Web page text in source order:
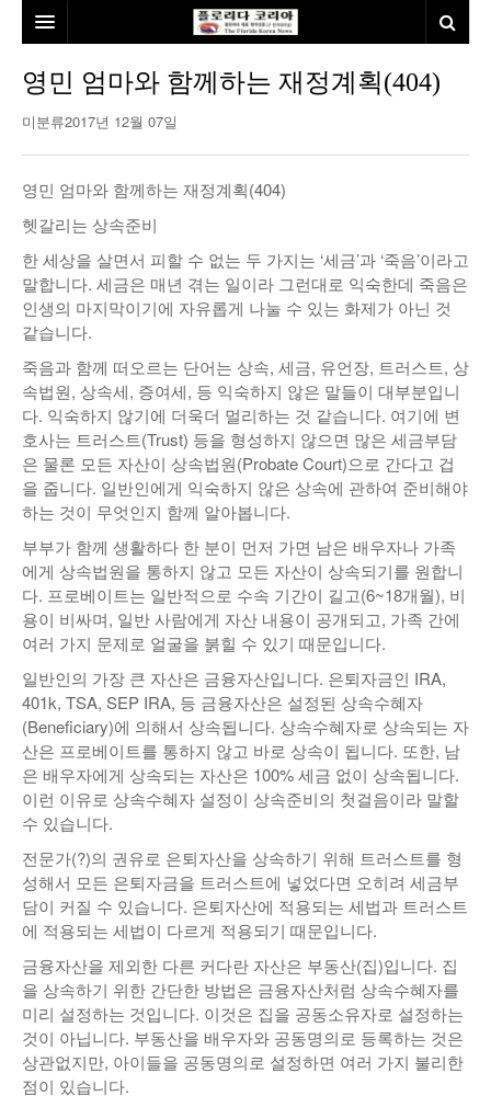
뉴스
동포
칼럼
김명열칼럼
이명덕칼럼
김선옥칼럼
김원동칼럼
본보특집
100인선/독자광장
100인선
독자광장
여행
인근여행지
놀이공원
낚시/비치
골프
인터뷰/탐방
영민 엄마와 함께하는 재정계획(404)
미분류2017년 12월 07일
영민 엄마와 함께하는 재정계획(404)
헷갈리는 상속준비
한 세상을 살면서 피할 수 없는 두 가지는 ‘세금’과 ‘죽음’이라고
말합니다. 세금은 매년 겪는 일이라 그런대로 익숙한데 죽음은
인생의 마지막이기에 자유롭게 나눌 수 있는 화제가 아닌 것
같습니다.
죽음과 함께 떠오르는 단어는 상속, 세금, 유언장, 트러스트, 상
속법원, 상속세, 증여세, 등 익숙하지 않은 말들이 대부분입니
다. 익숙하지 않기에 더욱더 멀리하는 것 같습니다. 여기에 변
호사는 트러스트(Trust) 등을 형성하지 않으면 많은 세금부담
은 물론 모든 자산이 상속법원(Probate Court)으로 간다고 겁
을 줍니다. 일반인에게 익숙하지 않은 상속에 관하여 준비해야
하는 것이 무엇인지 함께 알아봅니다.
부부가 함께 생활하다 한 분이 먼저 가면 남은 배우자나 가족
에게 상속법원을 통하지 않고 모든 자산이 상속되기를 원합니
다. 프로베이트는 일반적으로 수속 기간이 길고(6~18개월), 비
용이 비싸며, 일반 사람에게 자산 내용이 공개되고, 가족 간에
여러 가지 문제로 얼굴을 붉힐 수 있기 때문입니다.
일반인의 가장 큰 자산은 금융자산입니다. 은퇴자금인 IRA,
401k, TSA, SEP IRA, 등 금융자산은 설정된 상속수혜자
(Beneficiary)에 의해서 상속됩니다. 상속수혜자로 상속되는 자
산은 프로베이트를 통하지 않고 바로 상속이 됩니다. 또한, 남
은 배우자에게 상속되는 자산은 100% 세금 없이 상속됩니다.
이런 이유로 상속수혜자 설정이 상속준비의 첫걸음이라 말할
수 있습니다.
전문가(?)의 권유로 은퇴자산을 상속하기 위해 트러스트를 형
성해서 모든 은퇴자금을 트러스트에 넣었다면 오히려 세금부
담이 커질 수 있습니다. 은퇴자산에 적용되는 세법과 트러스트
에 적용되는 세법이 다르게 적용되기 때문입니다.
금융자산을 제외한 다른 커다란 자산은 부동산(집)입니다. 집
을 상속하기 위한 간단한 방법은 금융자산처럼 상속수혜자를
미리 설정하는 것입니다. 이것은 집을 공동소유자로 설정하는
것이 아닙니다. 부동산을 배우자와 공동명의로 등록하는 것은
상관없지만, 아이들을 공동명의로 설정하면 여러 가지 불리한
점이 있습니다.